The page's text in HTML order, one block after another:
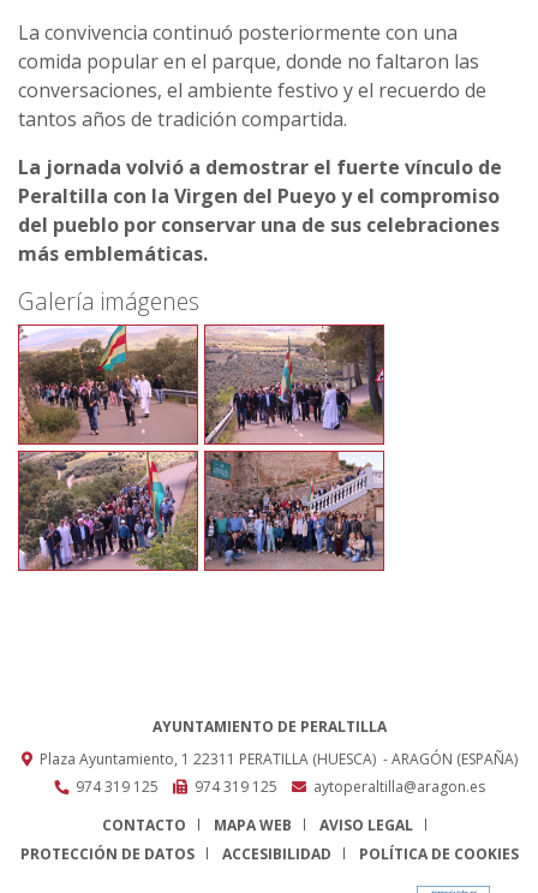
La convivencia continuó posteriormente con una
comida popular en el parque, donde no faltaron las
conversaciones, el ambiente festivo y el recuerdo de
tantos años de tradición compartida.
La jornada volvió a demostrar el fuerte vínculo de
Peraltilla con la Virgen del Pueyo y el compromiso
del pueblo por conservar una de sus celebraciones
más emblemáticas.
Galería imágenes
AYUNTAMIENTO DE PERALTILLA
Plaza Ayuntamiento, 1 22311 PERATILLA (HUESCA) - ARAGÓN (ESPAÑA)
974 319 125
974 319 125
aytoperaltilla@aragon.es
CONTACTO
MAPA WEB
AVISO LEGAL
PROTECCIÓN DE DATOS
ACCESIBILIDAD POLÍTICA DE COOKIES